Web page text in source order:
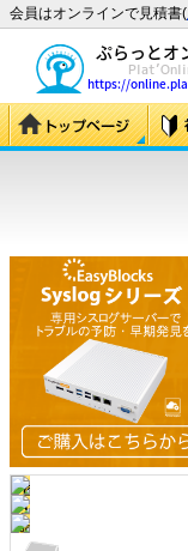
会員はオンラインで見積書(